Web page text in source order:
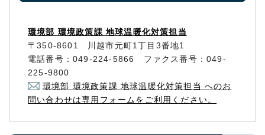
環境部 環境政策課 地球温暖化対策担当
〒350-8601 川越市元町1丁目3番地1
電話番号：049-224-5866 ファクス番号：049-
225-9800
環境部 環境政策課 地球温暖化対策担当 へのお
問い合わせは専用フォームをご利用ください。